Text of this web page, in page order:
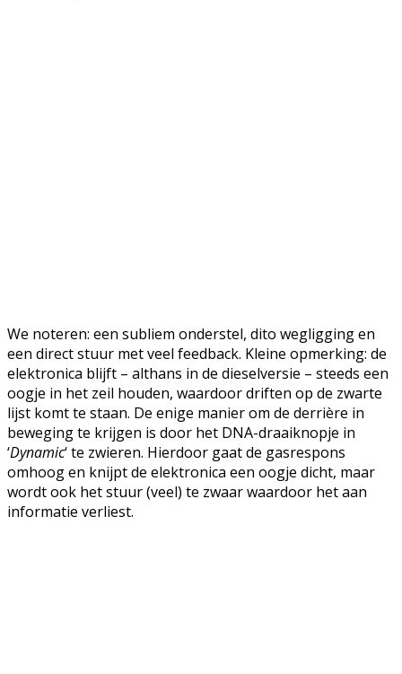
We noteren: een subliem onderstel, dito wegligging en
een direct stuur met veel feedback. Kleine opmerking: de
elektronica blijft – althans in de dieselversie – steeds een
oogje in het zeil houden, waardoor driften op de zwarte
lijst komt te staan. De enige manier om de derrière in
beweging te krijgen is door het DNA-draaiknopje in
‘Dynamic‘ te zwieren. Hierdoor gaat de gasrespons
omhoog en knijpt de elektronica een oogje dicht, maar
wordt ook het stuur (veel) te zwaar waardoor het aan
informatie verliest.